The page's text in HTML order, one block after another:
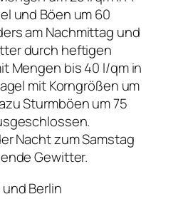
und Böen um 60
am Nachmittag und
durch heftigen
Mengen bis 40 l/qm in
mit Korngrößen um
Sturmböen um 75
Nacht zum Samstag
Gewitter.
Berlin